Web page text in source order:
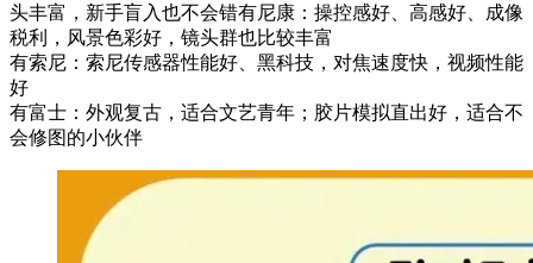
头丰富，新手盲入也不会错有尼康：操控感好、高感好、成像
税利，风景色彩好，镜头群也比较丰富
有索尼：索尼传感器性能好、黑科技，对焦速度快，视频性能
好
有富士：外观复古，适合文艺青年；胶片模拟直出好，适合不
会修图的小伙伴